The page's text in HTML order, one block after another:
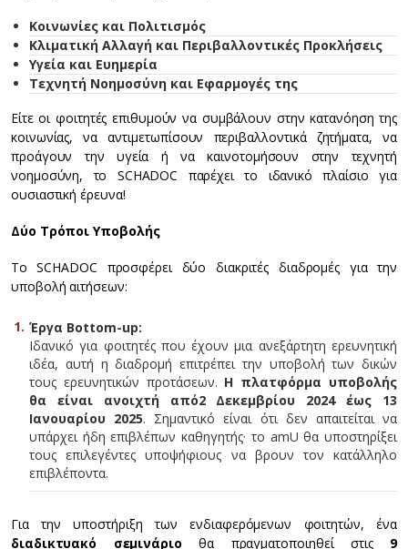
Κοινωνίες και Πολιτισμός
Κλιματική Αλλαγή και Περιβαλλοντικές Προκλήσεις
Υγεία και Ευημερία
Τεχνητή Νοημοσύνη και Εφαρμογές της
Είτε οι φοιτητές επιθυμούν να συμβάλουν στην κατανόηση της
κοινωνίας, να αντιμετωπίσουν περιβαλλοντικά ζητήματα, να
προάγουν την υγεία ή να καινοτομήσουν στην τεχνητή
νοημοσύνη, το SCHADOC παρέχει το ιδανικό πλαίσιο για
ουσιαστική έρευνα!
Δύο Τρόποι Υποβολής
Το SCHADOC προσφέρει δύο διακριτές διαδρομές για την
υποβολή αιτήσεων:
Έργα Bottom-up:
Ιδανικό για φοιτητές που έχουν μια ανεξάρτητη ερευνητική
ιδέα, αυτή η διαδρομή επιτρέπει την υποβολή των δικών
τους ερευνητικών προτάσεων. Η πλατφόρμα υποβολής
θα είναι ανοιχτή από2 Δεκεμβρίου 2024 έως 13
Ιανουαρίου 2025. Σημαντικό είναι ότι δεν απαιτείται να
υπάρχει ήδη επιβλέπων καθηγητής· το amU θα υποστηρίξει
τους επιλεγέντες υποψήφιους να βρουν τον κατάλληλο
επιβλέποντα.
Για την υποστήριξη των ενδιαφερόμενων φοιτητών, ένα
διαδικτυακό σεμινάριο θα πραγματοποιηθεί στις 9